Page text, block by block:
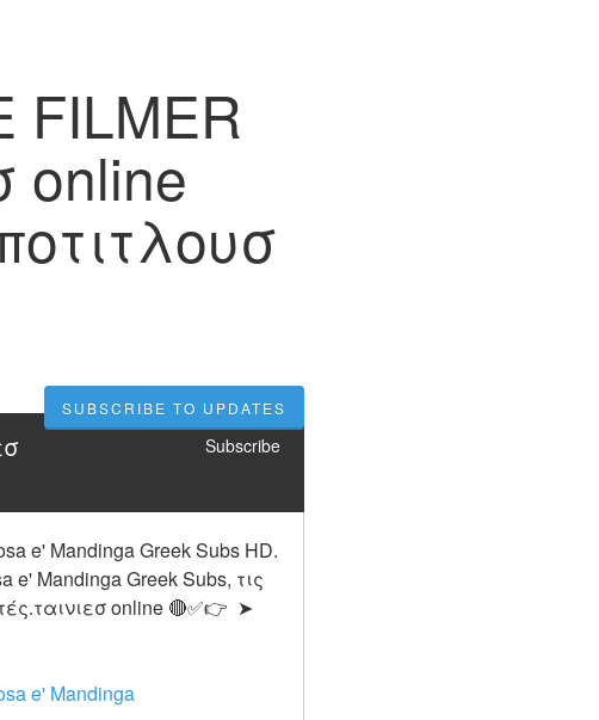
FILMER
online
SUBSCRIBE TO UPDATES
Subscribe
e' Mandinga Greek Subs HD.
e' Mandinga Greek Subs, τις
e' Mandinga